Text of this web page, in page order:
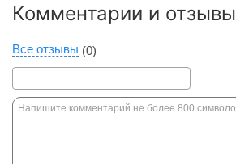
Комментарии и отзывы
Все отзывы (0)